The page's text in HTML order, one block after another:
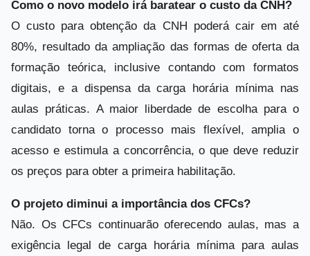
Como o novo modelo irá baratear o custo da CNH?
O custo para obtenção da CNH poderá cair em até
80%, resultado da ampliação das formas de oferta da
formação teórica, inclusive contando com formatos
digitais, e a dispensa da carga horária mínima nas
aulas práticas. A maior liberdade de escolha para o
candidato torna o processo mais flexível, amplia o
acesso e estimula a concorrência, o que deve reduzir
os preços para obter a primeira habilitação.
O projeto diminui a importância dos CFCs?
Não. Os CFCs continuarão oferecendo aulas, mas a
exigência legal de carga horária mínima para aulas